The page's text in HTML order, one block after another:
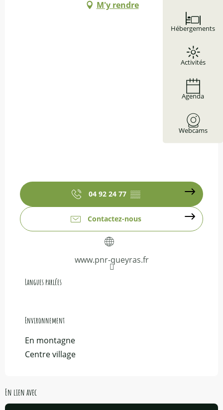
Hébergements
Activités
Agenda
Webcams
M'y rendre
04 92 24 77 ▒▒
Contactez-nous
www.pnr-queyras.fr
Langues parlées
Langues parlées
Environnement
Environnement
En montagne
Centre village
En lien avec